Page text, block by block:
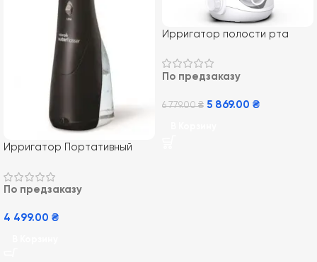
Ирригатор Портативный
Cordless Plus
По предзаказу
4 499.00 ₴
Ирригатор полости рта
По предзаказу
6 779.00₴ 5 869.00 ₴